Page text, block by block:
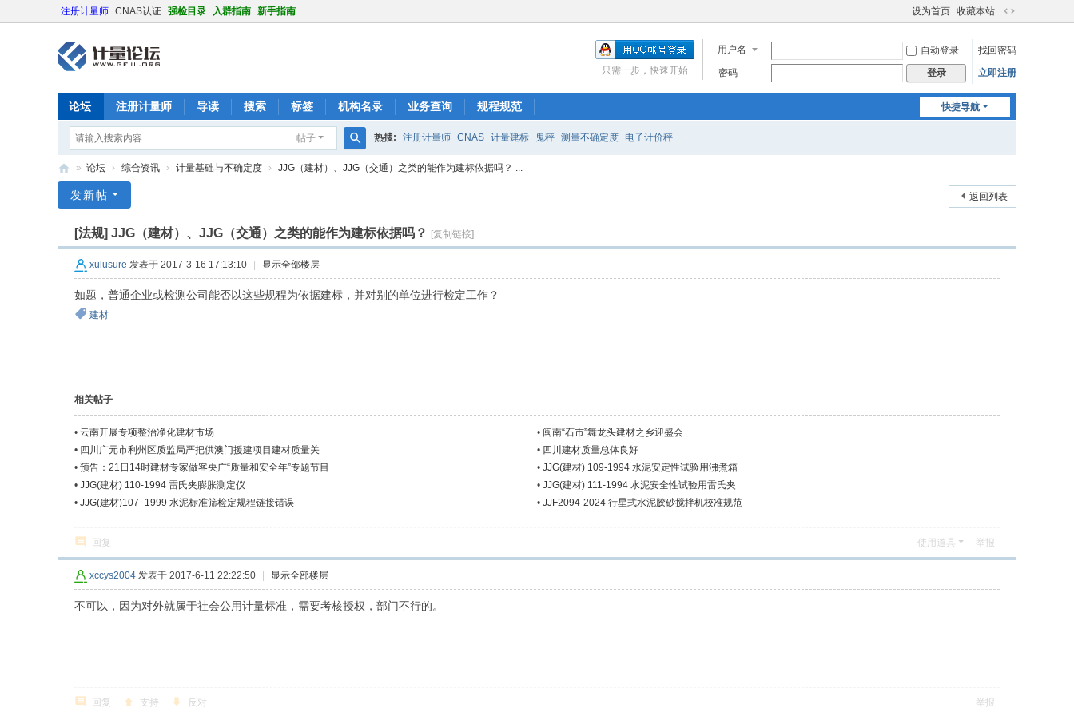
注册计量师 CNAS认证 强检目录 入群指南 新手指南 设为首页 收藏本站
切
到
宽
用户名 自动登录
找回密码
密码
登录 立即注册
只需一步，快速开始
快捷导航
论坛 注册计量师 导读 搜索 标签 机构名录 业务查询 规程规范
帖子
搜
热搜: 注册计量师 CNAS 计量建标 鬼秤 测量不确定度 电子计价秤
量
» 论坛 › 综合资讯 › 计量基础与不确定度 › JJG（建材）、JJG（交通）之类的能作为建标依据吗？ ...
返回列表
发新帖
[法规] JJG（建材）、JJG（交通）之类的能作为建标依据吗？ [复制链接]
xulusure 发表于 2017-3-16 17:13:10 显示全部楼层
如题，普通企业或检测公司能否以这些规程为依据建标，并对别的单位进行检定工作？
建材
相关帖子
• 云南开展专项整治净化建材市场 • 闽南“石市”舞龙头建材之乡迎盛会
• 四川广元市利州区质监局严把供澳门援建项目建材质量关 • 四川建材质量总体良好
• 预告：21日14时建材专家做客央广“质量和安全年”专题节目 • JJG(建材) 109-1994 水泥安定性试验用沸煮箱
• JJG(建材) 110-1994 雷氏夹膨胀测定仪 • JJG(建材) 111-1994 水泥安全性试验用雷氏夹
• JJG(建材)107 -1999 水泥标准筛检定规程链接错误 • JJF2094-2024 行星式水泥胶砂搅拌机校准规范
回复 使用道具 举报
xccys2004 发表于 2017-6-11 22:22:50 显示全部楼层
不可以，因为对外就属于社会公用计量标准，需要考核授权，部门不行的。
回复 支持 反对 举报